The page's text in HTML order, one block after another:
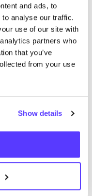
and ads, to
analyse our traffic.
use of our site with
partners who
that you’ve
from your use
Show details